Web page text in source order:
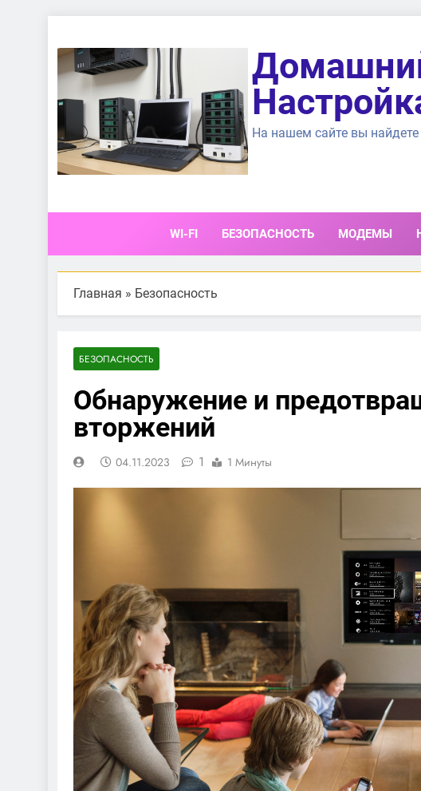
содержимому
На нашем сайте вы
WI-FI БЕЗОПАСНОСТЬ МОДЕМЫ
Главная » Безопасность
БЕЗОПАСНОСТЬ
Обнаружение и
вторжений
04.11.2023 1 1 Минуты